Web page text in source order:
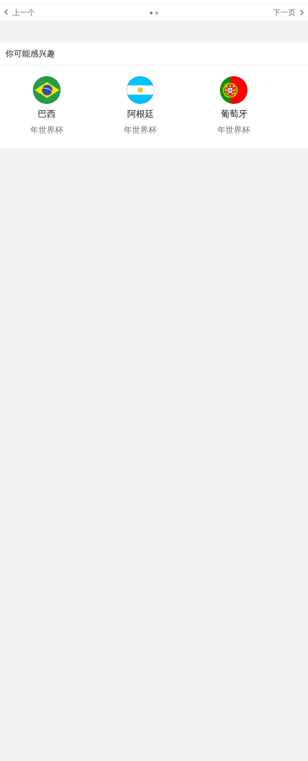
上一个 下一页
你可能感兴趣
巴西
年世界杯
阿根廷
年世界杯
葡萄牙
年世界杯